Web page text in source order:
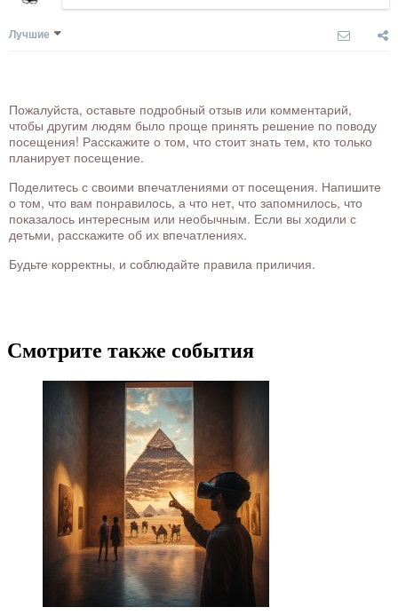
Лучшие
Пожалуйста, оставьте подробный отзыв или комментарий,
чтобы другим людям было проще принять решение по поводу
посещения! Расскажите о том, что стоит знать тем, кто только
планирует посещение.
Поделитесь с своими впечатлениями от посещения. Напишите
о том, что вам понравилось, а что нет, что запомнилось, что
показалось интересным или необычным. Если вы ходили с
детьми, расскажите об их впечатлениях.
Будьте корректны, и соблюдайте правила приличия.
Смотрите также события